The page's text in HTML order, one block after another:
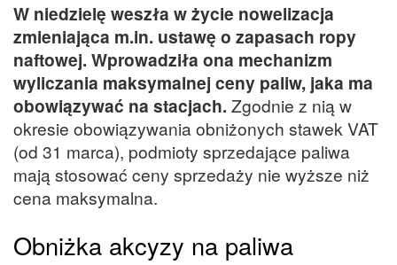
W niedzielę weszła w życie nowelizacja
zmieniająca m.in. ustawę o zapasach ropy
naftowej. Wprowadziła ona mechanizm
wyliczania maksymalnej ceny paliw, jaka ma
obowiązywać na stacjach. Zgodnie z nią w
okresie obowiązywania obniżonych stawek VAT
(od 31 marca), podmioty sprzedające paliwa
mają stosować ceny sprzedaży nie wyższe niż
cena maksymalna.
Obniżka akcyzy na paliwa